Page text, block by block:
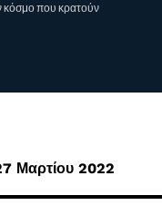
κόσμο που κρατούν
Μαρτίου 2022